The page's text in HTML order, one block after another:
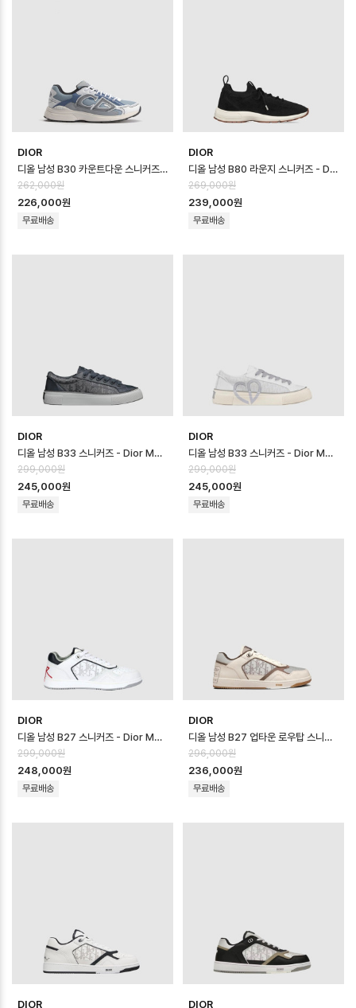
DIOR
디올 남성 B30 카운트다운 스니커즈 - Dior Mens B30 Countdown Sho…
262,000원
226,000원
무료배송
DIOR
디올 남성 B80 라운지 스니커즈 - Dior Mens B80 Lounge Sneaker …
269,000원
239,000원
무료배송
DIOR
디올 남성 B33 스니커즈 - Dior Mens B33 Sneaker - dis14616x
299,000원
245,000원
무료배송
DIOR
디올 남성 B33 스니커즈 - Dior Mens B33 Sneaker - dis14615x
299,000원
245,000원
무료배송
DIOR
디올 남성 B27 스니커즈 - Dior Mens B27 Sneaker - dis14614x
299,000원
248,000원
무료배송
DIOR
디올 남성 B27 업타운 로우탑 스니커즈 - Dior Mens B27 Uptown Low …
296,000원
236,000원
무료배송
DIOR DIOR